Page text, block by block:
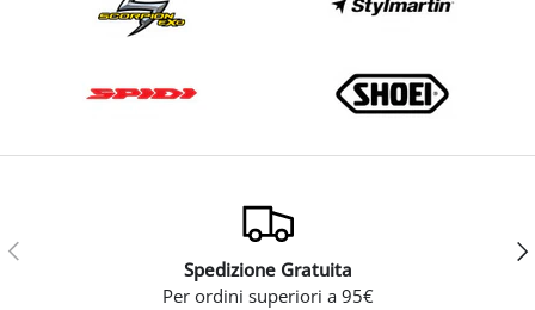
Indietro
Spedizione Gratuita
Per ordini superiori a 95€